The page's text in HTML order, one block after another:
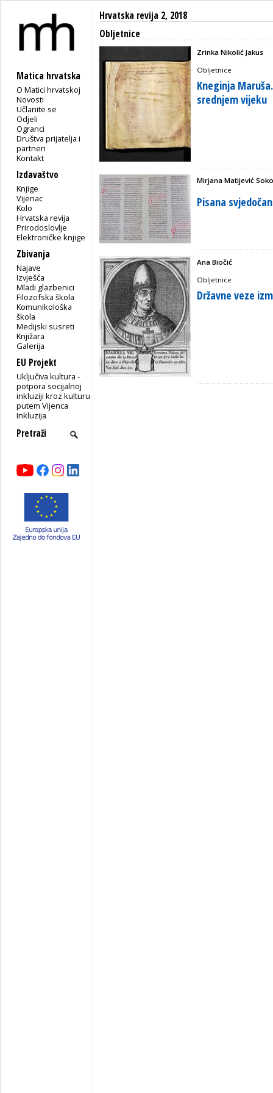
Matica hrvatska
O Matici hrvatskoj
Novosti
Učlanite se
Odjeli
Ogranci
Društva prijatelja i
partneri
Kontakt
Izdavaštvo
Knjige
Vijenac
Kolo
Hrvatska revija
Prirodoslovlje
Elektroničke knjige
Zbivanja
Najave
Izvješća
Mladi glazbenici
Filozofska škola
Komunikološka
škola
Medijski susreti
Knjižara
Galerija
EU Projekt
Uključiva kultura -
potpora socijalnoj
inkluziji kroz kulturu
putem Vijenca
Inkluzija
Hrvatska revija 2, 2018
Obljetnice
Zrinka Nikolić Jakus
Obljetnice
Kneginja
srednjem vijeku
Mirjana Matijević
Pisana
Ana Biočić
Obljetnice
Državne veze